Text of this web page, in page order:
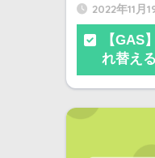
2022年11月
【GAS
れ替え